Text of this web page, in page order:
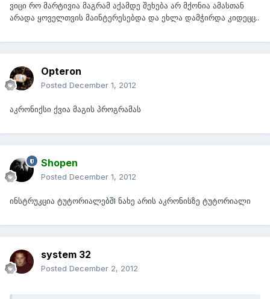
ვიცი რო მარტივია მაგრამ აქამდე შეხება არ მქონია ამასთან
არადა ყოველთვის მაინტერესებდა და ეხლა დამჭირდა კიდეცც..
Opteron
Posted December 1, 2012
აკრონიქსი ქვია მაგის პროგრამას
Shopen
Posted December 1, 2012
ინსტრუკცია ტუტორიალებშI ნახე არის აკრონისზე ტუტორიალი
system 32
Posted December 2, 2012